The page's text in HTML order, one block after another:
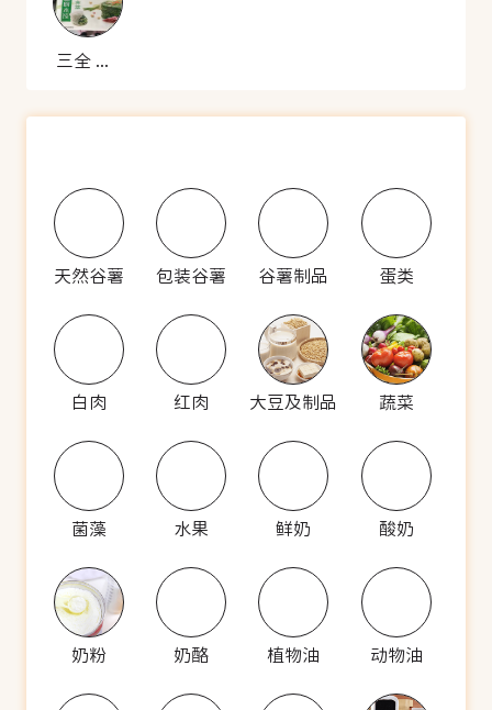
三全 荠菜豆干饺子
天然谷薯 包装谷薯 谷薯制品 蛋类
白肉 红肉 大豆及制品 蔬菜
菌藻 水果 鲜奶 酸奶
奶粉 奶酪 植物油 动物油